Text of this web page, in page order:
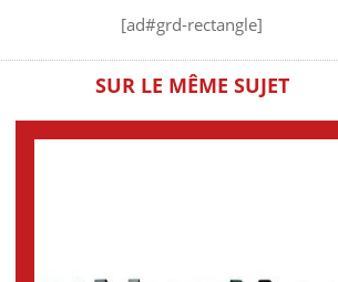
[ad#grd-rectangle]
SUR LE MÊME SUJET